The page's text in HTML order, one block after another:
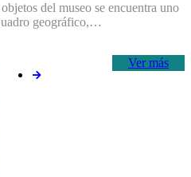
del museo se encuentra uno
geográfico,…
Ver más